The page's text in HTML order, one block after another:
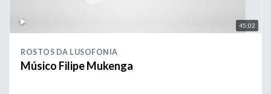
45:02
ROSTOS DA LUSOFONIA
Músico Filipe Mukenga